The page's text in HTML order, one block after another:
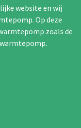
website en wij
Op deze
zoals de